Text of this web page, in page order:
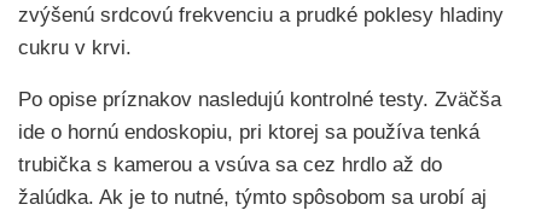
zvýšenú srdcovú frekvenciu a prudké poklesy hladiny
cukru v krvi.
Po opise príznakov nasledujú kontrolné testy. Zväčša
ide o hornú endoskopiu, pri ktorej sa používa tenká
trubička s kamerou a vsúva sa cez hrdlo až do
žalúdka. Ak je to nutné, týmto spôsobom sa urobí aj